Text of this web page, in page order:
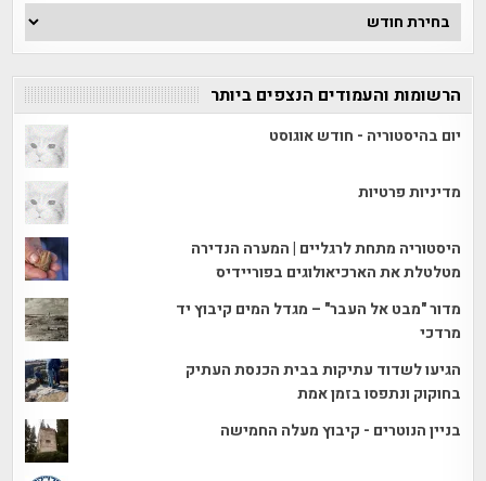
ארכיון
הכתבות
הרשומות והעמודים הנצפים ביותר
יום בהיסטוריה - חודש אוגוסט
מדיניות פרטיות
היסטוריה מתחת לרגליים | המערה הנדירה
מטלטלת את הארכיאולוגים בפוריידיס
מדור "מבט אל העבר" – מגדל המים קיבוץ יד
מרדכי
הגיעו לשדוד עתיקות בבית הכנסת העתיק
בחוקוק ונתפסו בזמן אמת
בניין הנוטרים - קיבוץ מעלה החמישה